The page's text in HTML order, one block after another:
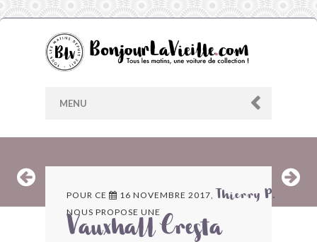
MENU
ARCHIVES
POUR CE 16 NOVEMBRE 2017, Thierry P.
NOUS PROPOSE UNE
Vauxhall Cresta